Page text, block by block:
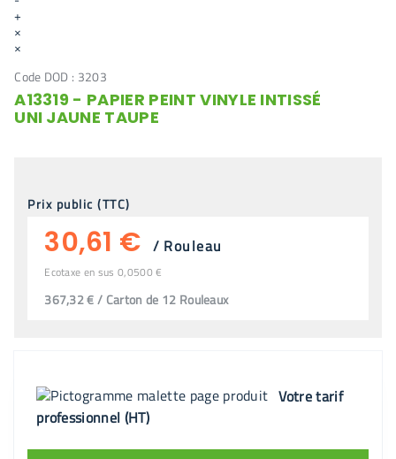
+
×
×
Code DOD : 3203
A13319 - PAPIER PEINT VINYLE INTISSÉ
UNI JAUNE TAUPE
Prix public (TTC)
30,61 € / Rouleau
Ecotaxe en sus 0,0500 €
367,32 € / Carton de 12 Rouleaux
Votre tarif
professionnel (HT)